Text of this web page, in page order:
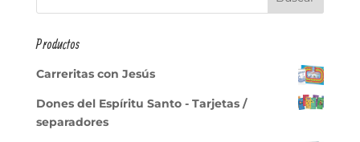
Productos
Carreritas con Jesús
Dones del Espíritu Santo - Tarjetas /
separadores